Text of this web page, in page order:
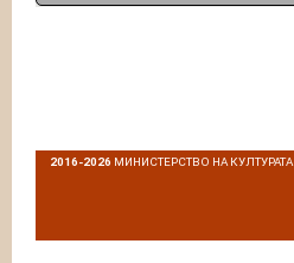
2016-2026 МИНИСТЕРСТВО НА КУЛТУРАТА